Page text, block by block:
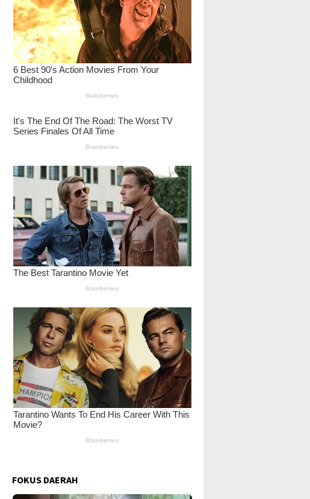
FOKUS DAERAH